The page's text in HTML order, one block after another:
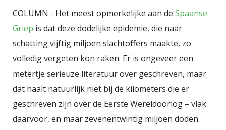
ze daar jat, wil ze niet te heet en
niet te koud hebben, maar zo net
ertussenin; het bed waarin ze zich
wurmt, niet te klein en niet te
groot, maar zo net ertussenin.
COLUMN - Het meest opmerkelijke aan de Spaanse
Griep is dat deze dodelijke epidemie, die naar
schatting vijftig miljoen slachtoffers maakte, zo
volledig vergeten kon raken. Er is ongeveer een
metertje serieuze literatuur over geschreven, maar
dat haalt natuurlijk niet bij de kilometers die er
geschreven zijn over de Eerste Wereldoorlog – vlak
daarvoor, en maar zevenentwintig miljoen doden.